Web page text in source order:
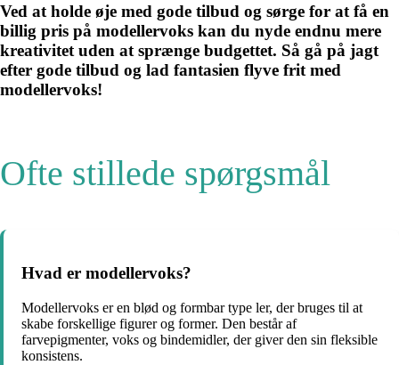
Ved at holde øje med gode tilbud og sørge for at få en
billig pris på modellervoks kan du nyde endnu mere
kreativitet uden at sprænge budgettet. Så gå på jagt
efter gode tilbud og lad fantasien flyve frit med
modellervoks!
Ofte stillede spørgsmål
Hvad er modellervoks?
Modellervoks er en blød og formbar type ler, der bruges til at
skabe forskellige figurer og former. Den består af
farvepigmenter, voks og bindemidler, der giver den sin fleksible
konsistens.